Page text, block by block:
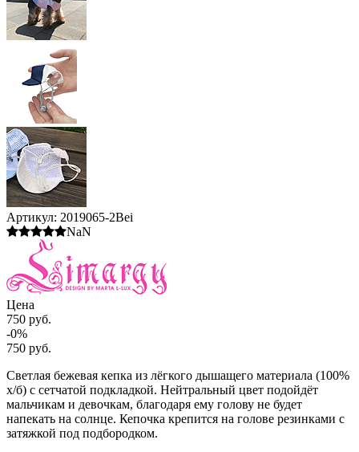
Артикул: 2019065-2Bei
NaN
Цена
750 руб.
-0%
750 руб.
Светлая бежевая кепка из лёгкого дышащего материала (100%
х/б) с сетчатой подкладкой. Нейтральный цвет подойдёт
мальчикам и девочкам, благодаря ему голову не будет
напекать на солнце. Кепочка крепится на голове резинками с
затяжкой под подбородком.